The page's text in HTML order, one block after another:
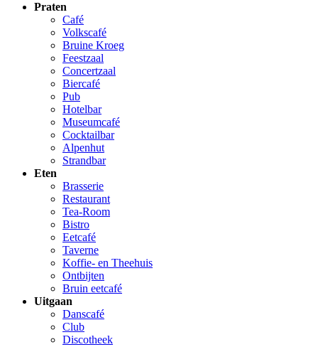
Praten
Café
Volkscafé
Bruine Kroeg
Feestzaal
Concertzaal
Biercafé
Pub
Hotelbar
Museumcafé
Cocktailbar
Alpenhut
Strandbar
Eten
Brasserie
Restaurant
Tea-Room
Bistro
Eetcafé
Taverne
Koffie- en Theehuis
Ontbijten
Bruin eetcafé
Uitgaan
Danscafé
Club
Discotheek